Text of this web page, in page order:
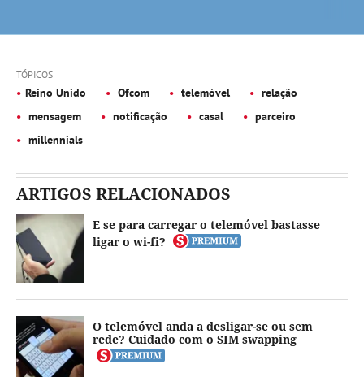
TÓPICOS
Reino Unido Ofcom telemóvel
relação
mensagem
notificação casal
parceiro
millennials
ARTIGOS RELACIONADOS
E se para carregar o telemóvel bastasse
ligar o wi-fi?
O telemóvel anda a desligar-se ou sem
rede? Cuidado com o SIM swapping